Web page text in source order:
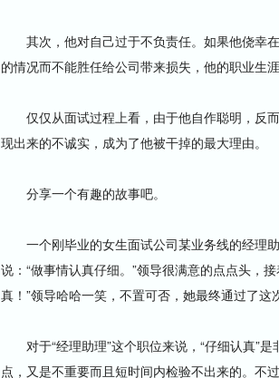
其次，他对自己过于不负责任。如果他侥幸
的情况而不能胜任给公司带来损失，他的职业生
仅仅从面试过程上看，由于他自作聪明，反
现出来的不诚实，成为了他被干掉的最大理由。
分享一个有趣的故事吧。
一个刚毕业的女生面试公司某业务线的经理
说：“做事情认真仔细。”领导很满意的点点头，
真！”领导哈哈一笑，不置可否，她最终通过了这
对于“经理助理”这个职位来说，“仔细认真”是
点，又是不重要而且短时间内检验不出来的。不